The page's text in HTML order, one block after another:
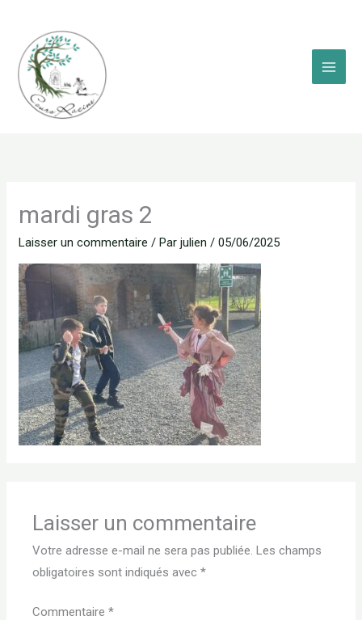
contenu
mardi gras 2
Laisser un commentaire / Parjulien /05/06/2025
Laisser un commentaire
Votre adresse e-mail ne sera pas publiée. Les champs
obligatoires sont indiqués avec*
Commentaire*